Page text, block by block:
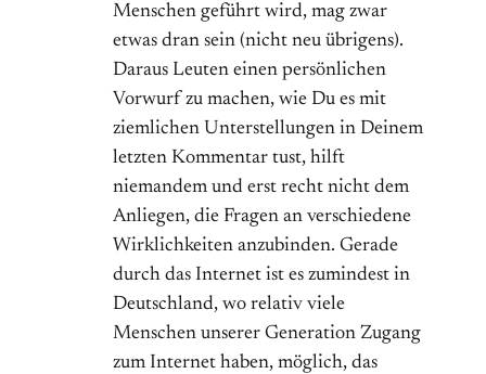
Menschen geführt wird, mag zwar
etwas dran sein (nicht neu übrigens).
Daraus Leuten einen persönlichen
Vorwurf zu machen, wie Du es mit
ziemlichen Unterstellungen in Deinem
letzten Kommentar tust, hilft
niemandem und erst recht nicht dem
Anliegen, die Fragen an verschiedene
Wirklichkeiten anzubinden. Gerade
durch das Internet ist es zumindest in
Deutschland, wo relativ viele
Menschen unserer Generation Zugang
zum Internet haben, möglich, das